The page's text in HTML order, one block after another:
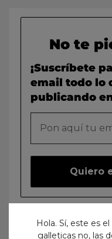
No te
¡Suscríbete
email todo lo
publicando
Hola. Sí, este es
galleticas no, las